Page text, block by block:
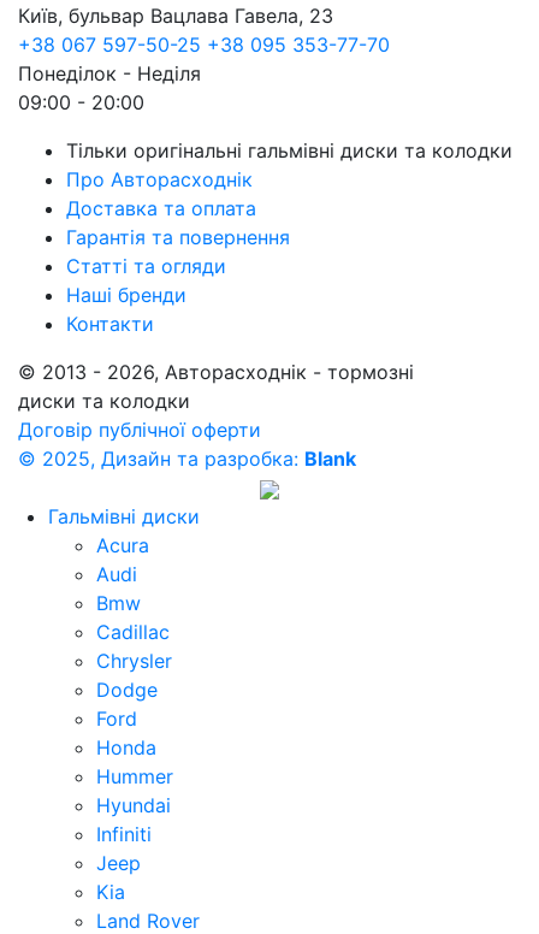
Київ, бульвар Вацлава Гавела, 23
+38 067 597-50-25 +38 095 353-77-70
Понеділок - Неділя
09:00 - 20:00
Тільки оригінальні гальмівні диски та колодки
Про Авторасходнік
Доставка та оплата
Гарантія та повернення
Статті та огляди
Наші бренди
Контакти
© 2013 - 2026, Авторасходнік - тормозні
диски та колодки
Договір публічної оферти
© 2025, Дизайн та разробка: Blank
Гальмівні диски
Acura
Audi
Bmw
Cadillac
Chrysler
Dodge
Ford
Honda
Hummer
Hyundai
Infiniti
Jeep
Kia
Land Rover